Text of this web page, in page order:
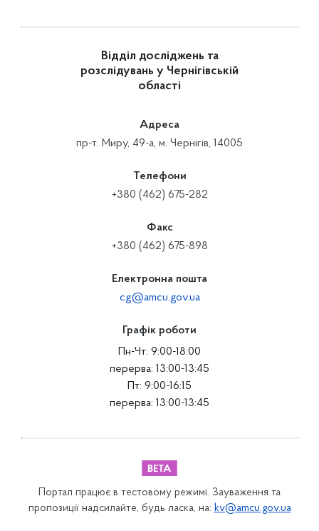
Відділ досліджень та
розслідувань у Чернігівській
області
Адреса
пр-т. Миру, 49-а, м. Чернігів, 14005
Телефони
+380 (462) 675-282
Факс
+380 (462) 675-898
Електронна пошта
cg@amcu.gov.ua
Графік роботи
Пн-Чт: 9:00-18:00
перерва: 13:00-13:45
Пт: 9:00-16:15
перерва: 13:00-13:45
Портал працює в тестовому режимі. Зауваження та
пропозиції надсилайте, будь ласка, на: kv@amcu.gov.ua